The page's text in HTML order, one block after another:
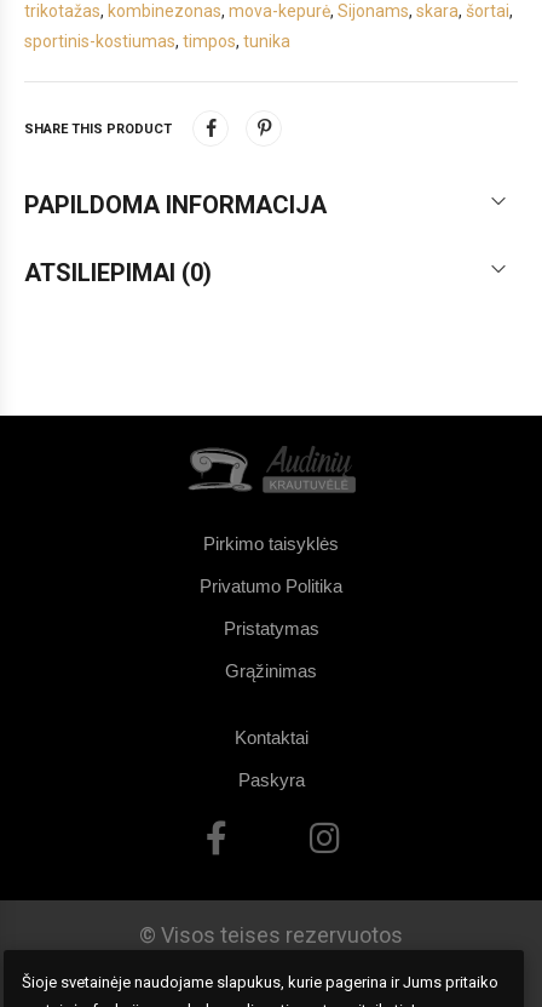
trikotažas, kombinezonas, mova-kepurė, Sijonams, skara, šortai,
sportinis-kostiumas, timpos, tunika
SHARE THIS PRODUCT
PAPILDOMA INFORMACIJA
ATSILIEPIMAI (0)
Pirkimo taisyklės
Privatumo Politika
Pristatymas
Grąžinimas
Kontaktai
Paskyra
© Visos teises rezervuotos
Dizainas:Dawydo.com
Šioje svetainėje naudojame slapukus, kurie pagerina ir Jums pritaiko